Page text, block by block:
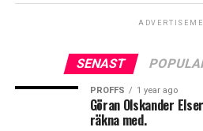
SENAST
PROFFS 1 year ago
Göran Olskander
räkna med.